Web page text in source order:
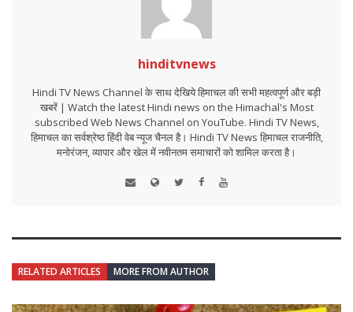
hinditvnews
Hindi TV News Channel के साथ देखिये हिमाचल की सभी महत्वपूर्ण और बड़ी
खबरें | Watch the latest Hindi news on the Himachal's Most
subscribed Web News Channel on YouTube. Hindi TV News,
हिमाचल का सर्वश्रेष्ठ हिंदी वेब न्यूज चैनल है। Hindi TV News हिमाचल राजनीति,
मनोरंजन, व्यापार और खेल में नवीनतम समाचारों को शामिल करता है।
RELATED ARTICLES MORE FROM AUTHOR